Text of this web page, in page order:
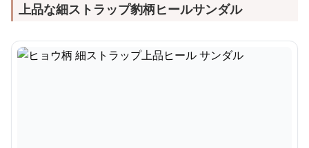
上品な細ストラップ豹柄ヒールサンダル